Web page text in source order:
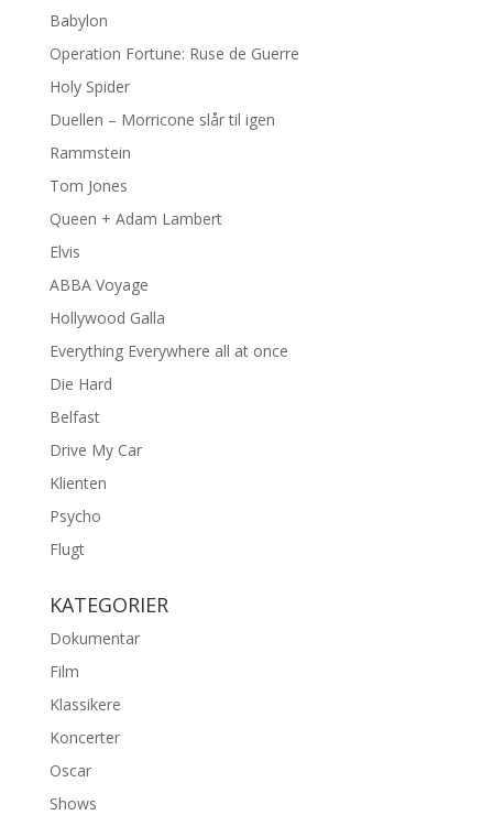
Babylon
Operation Fortune: Ruse de Guerre
Holy Spider
Duellen – Morricone slår til igen
Rammstein
Tom Jones
Queen + Adam Lambert
Elvis
ABBA Voyage
Hollywood Galla
Everything Everywhere all at once
Die Hard
Belfast
Drive My Car
Klienten
Psycho
Flugt
KATEGORIER
Dokumentar
Film
Klassikere
Koncerter
Oscar
Shows